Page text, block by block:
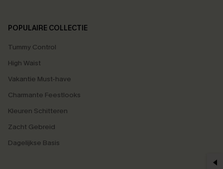
POPULAIRE COLLECTIE
Tummy Control
High Waist
Vakantie Must-have
Charmante Feestlooks
Kleuren Schitteren
Zacht Gebreid
Dagelijkse Basis